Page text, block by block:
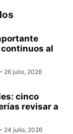
al
- 26 julio, 2026
cinco
revisar a
- 24 julio, 2026